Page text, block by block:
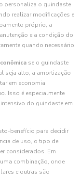
personaliza o guindaste
realizar modificações e
próprio, a
e a condição do
quando necessário.
se o guindaste
seja alto, a amortização
em economia
Isso é especialmente
do guindaste em
benefício para decidir
de uso, o tipo de
considerados. Em
combinação, onde
e outras são